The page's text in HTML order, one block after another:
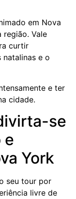
em Nova
região. Vale
curtir
natalinas e o
e ter
cidade.
se
e
York
seu tour por
livre de